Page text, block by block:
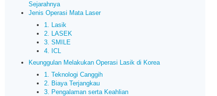
Sejarahnya
Jenis Operasi Mata Laser
1. Lasik
2. LASEK
3. SMILE
4. ICL
Keunggulan Melakukan Operasi Lasik di Korea
1. Teknologi Canggih
2. Biaya Terjangkau
3. Pengalaman serta Keahlian